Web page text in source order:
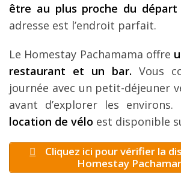
être au plus proche du
adresse est l’endroit parfait.
Le Homestay Pachamama offre
restaurant et un bar. Vous
journée avec un petit-déjeuner
avant d’explorer les environs.
location de vélo est disponible
Cliquez ici pour vérifier la
Homestay